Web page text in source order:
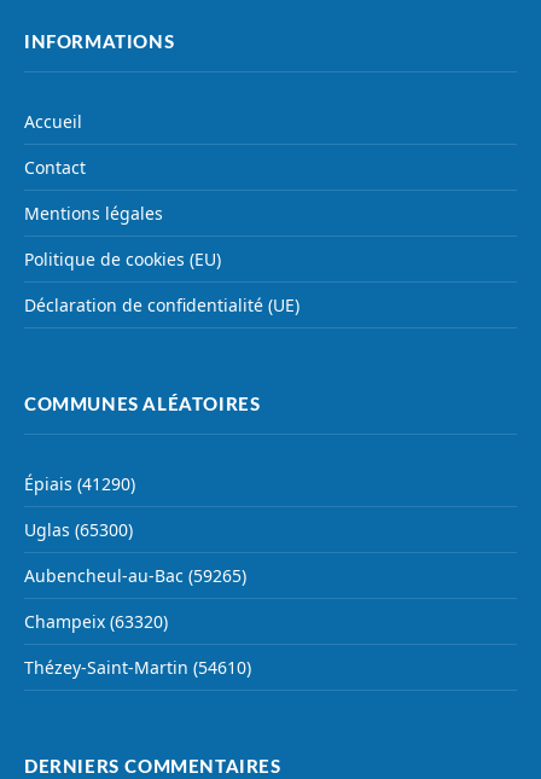
INFORMATIONS
Accueil
Contact
Mentions légales
Politique de cookies (EU)
Déclaration de confidentialité (UE)
COMMUNES ALÉATOIRES
Épiais (41290)
Uglas (65300)
Aubencheul-au-Bac (59265)
Champeix (63320)
Thézey-Saint-Martin (54610)
DERNIERS COMMENTAIRES